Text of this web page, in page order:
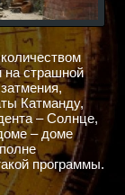
страшной
Катманду,
– Солнце,
– доме
программы.